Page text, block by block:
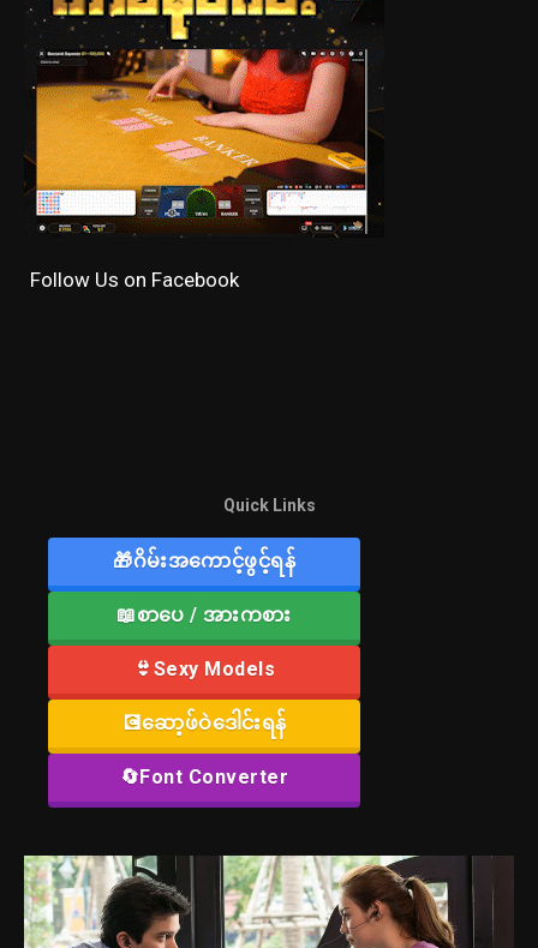
Follow Us on Facebook
Quick Links
🎁ဂိမ်းအကောင့်ဖွင့်ရန်
📖စာပေ / အားကစား
👙Sexy Models
💽ဆော့ဖ်ဝဲဒေါင်းရန်
🔄Font Converter